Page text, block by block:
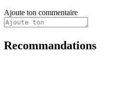
Ajoute ton commentaire
Recommandations